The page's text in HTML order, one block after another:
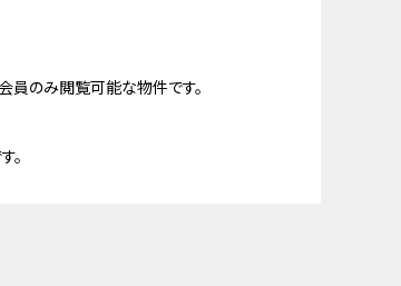
員のみ閲覧可能な物件です。
。